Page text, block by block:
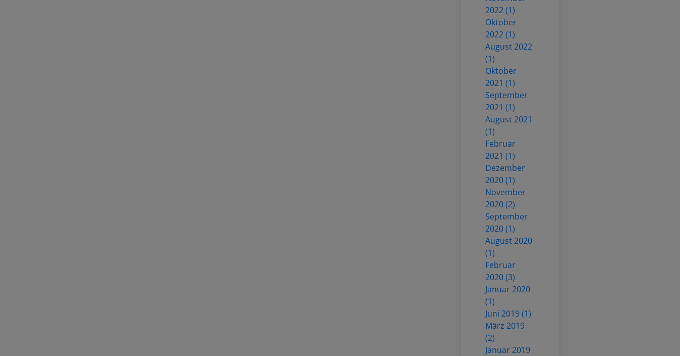
2022 (1)
Oktober
2022 (1)
August 2022
(1)
Oktober
2021 (1)
September
2021 (1)
August 2021
(1)
Februar
2021 (1)
Dezember
2020 (1)
November
2020 (2)
September
2020 (1)
August 2020
(1)
Februar
2020 (3)
Januar 2020
(1)
Juni 2019 (1)
März 2019
(2)
Januar 2019